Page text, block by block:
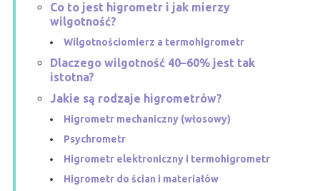
Co to jest higrometr i jak mierzy
wilgotność?
Wilgotnościomierz a termohigrometr
Dlaczego wilgotność 40–60% jest tak
istotna?
Jakie są rodzaje higrometrów?
Higrometr mechaniczny (włosowy)
Psychrometr
Higrometr elektroniczny i termohigrometr
Higrometr do ścian i materiałów